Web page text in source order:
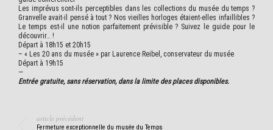
Les imprévus sont-ils perceptibles dans les collections du musée du temps ?
Granvelle avait-il pensé à tout ? Nos vieilles horloges étaient-elles infaillibles ?
Le temps est-il une notion parfaitement prévisible ? Suivez le guide pour le
découvrir… !
Départ à 18h15 et 20h15
– « Les 20 ans du musée » par Laurence Reibel, conservateur du musée
Départ à 19h15
—
Entrée gratuite, sans réservation, dans la limite des places disponibles.
article précédent
Fermeture exceptionnelle du musée du Temps